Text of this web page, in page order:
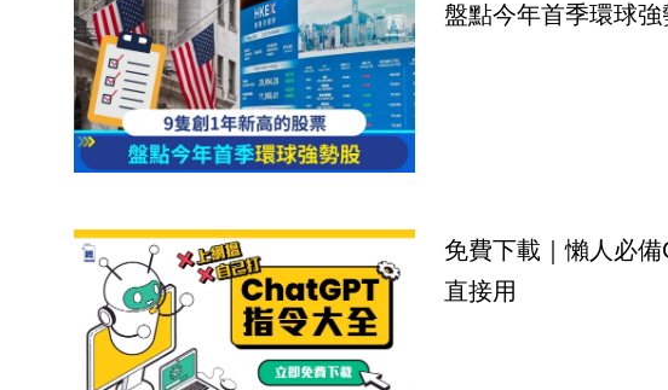
盤點今年首季環球
免費下載｜懶人必
直接用